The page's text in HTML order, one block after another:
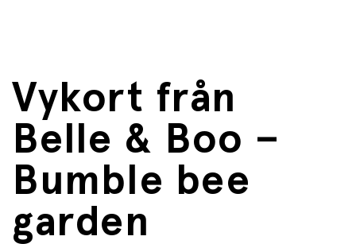
Vykort från
Belle & Boo –
Bumble bee
garden